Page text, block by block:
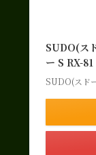
SUDO(ス
ー S RX-81
SUDO(スド